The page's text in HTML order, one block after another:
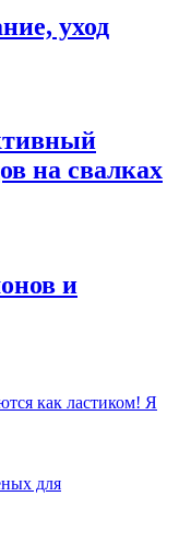
уход
на свалках
и
как ластиком! Я
для